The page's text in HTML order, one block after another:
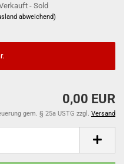
- Sold
abweichend)
0,00 EUR
gem. § 25a USTG zzgl. Versand